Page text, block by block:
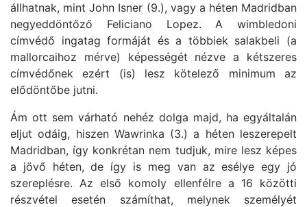
állhatnak, mint John Isner (9.), vagy a héten Madridban
negyeddöntőző Feliciano Lopez. A wimbledoni
címvédő ingatag formáját és a többiek salakbeli (a
mallorcaihoz mérve) képességét nézve a kétszeres
címvédőnek ezért (is) lesz kötelező minimum az
elődöntőbe jutni.
Ám ott sem várható nehéz dolga majd, ha egyáltalán
eljut odáig, hiszen Wawrinka (3.) a héten leszerepelt
Madridban, így konkrétan nem tudjuk, mire lesz képes
a jövő héten, de így is meg van az esélye egy jó
szereplésre. Az első komoly ellenfélre a 16 közötti
részvétel esetén számíthat, melynek személyét